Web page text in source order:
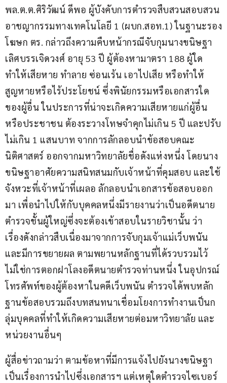
พล.ต.ต.ศิริวัฒน์ ดีพอ ผู้บังคับการตำรวจสืบสวนสอบสวน
อาชญากรรมทางเทคโนโลยี 1 (ผบก.สอท.1) ในฐานะรอง
โฆษก ตร. กล่าวถึงความคืบหน้ากรณีจับกุมนางขนิษฐา
เลิศบรรเจิดวงศ์ อายุ 53 ปี ผู้ต้องหามาตรา 188 ผู้ใด
ทำให้เสียหาย ทำลาย ซ่อนเร้น เอาไปเสีย หรือทำให้
สูญหายหรือไร้ประโยชน์ ซึ่งพินัยกรรมหรือเอกสารใด
ของผู้อื่น ในประการที่น่าจะเกิดความเสียหายแก่ผู้อื่น
หรือประชาชน ต้องระวางโทษจำคุกไม่เกิน 5 ปี และปรับ
ไม่เกิน 1 แสนบาท จากการลักลอบนำข้อสอบคณะ
นิติศาสตร์ ออกจากมหาวิทยาลัยชื่อดังแห่งหนึ่ง โดยนาง
ขนิษฐาอาศัยความสนิทสนมกับเจ้าหน้าที่คุมสอบ และใช้
จังหวะที่เจ้าหน้าที่เผลอ ลักลอบนำเอกสารข้อสอบออก
มา เพื่อนำไปให้กับบุคคลหนึ่งมีรายงานว่าเป็นอดีตนาย
ตำรวจชั้นผู้ใหญ่ซึ่งจะต้องเข้าสอบในรายวิชานั้น ว่า
เรื่องดังกล่าวสืบเนื่องมาจากการจับกุมเจ้าแม่เว็บพนัน
และมีการขยายผล ตามพยานหลักฐานที่ได้รวบรวมไว้
ไม่ใช่การตอกฝาโลงอดีตนายตำรวจท่านหนึ่ง ในอุปกรณ์
โทรศัพท์ของผู้ต้องหาในคดีเว็บพนัน ตำรวจได้พบหลัก
ฐานข้อสอบรวมถึงบทสนทนาเชื่อมโยงการทำงานเป็นก
ลุ่มบุคคลที่ทำให้เกิดความเสียหายต่อมหาวิทยาลัย และ
หน่วยงานอื่นๆ
ผู้สื่อข่าวถามว่า ตามข้อหาที่มีการแจ้งไปยังนางขนิษฐา
เป็นเรื่องการนำไปซึ่งเอกสารฯ แต่เหตุใดตำรวจไซเบอร์